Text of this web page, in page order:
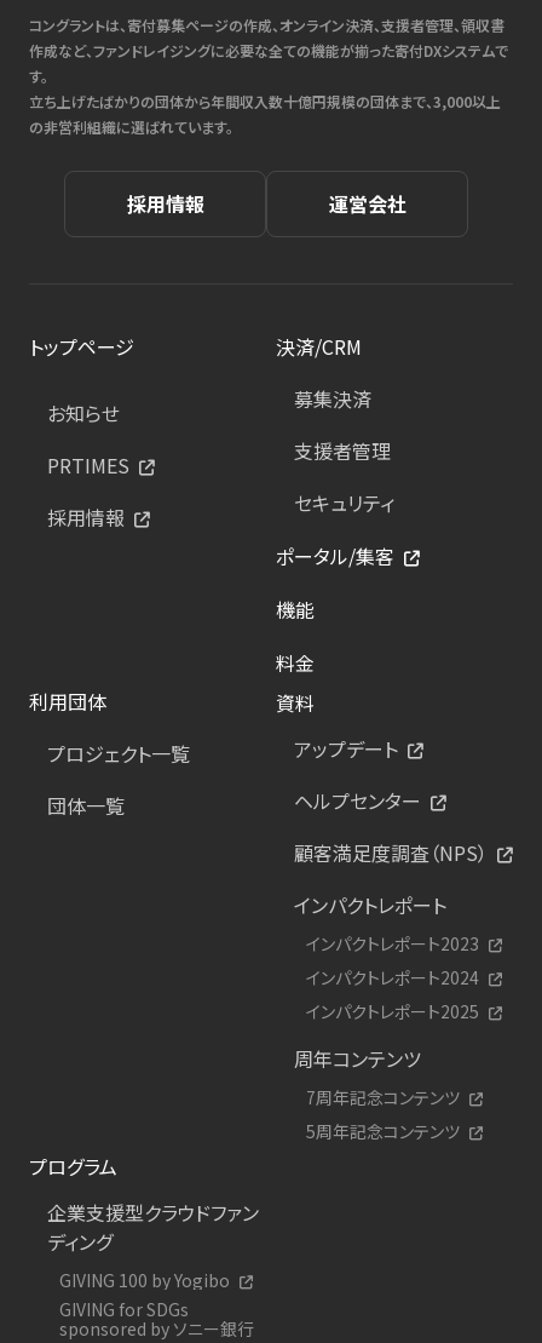
コングラントは、寄付募集ページの作成、オンライン決済、支援者管理、領収書
作成など、ファンドレイジングに必要な全ての機能が揃った寄付DXシステムで
す。
立ち上げたばかりの団体から年間収入数十億円規模の団体まで、3,000以上
の非営利組織に選ばれています。
採用情報 運営会社
トップページ
お知らせ
PRTIMES
採用情報
決済/CRM
募集決済
支援者管理
セキュリティ
ポータル/集客
機能
料金
利用団体
プロジェクト一覧
団体一覧
資料
アップデート
ヘルプセンター
顧客満足度調査（NPS）
インパクトレポート
インパクトレポート2023
インパクトレポート2024
インパクトレポート2025
周年コンテンツ
7周年記念コンテンツ
5周年記念コンテンツ
プログラム
企業支援型クラウドファン
ディング
GIVING 100 by Yogibo
GIVING for SDGs
sponsored by ソニー銀行